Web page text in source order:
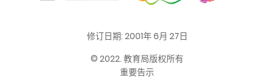
修订日期: 2001年 6月 27日
© 2022. 教育局版权所有
重要告示